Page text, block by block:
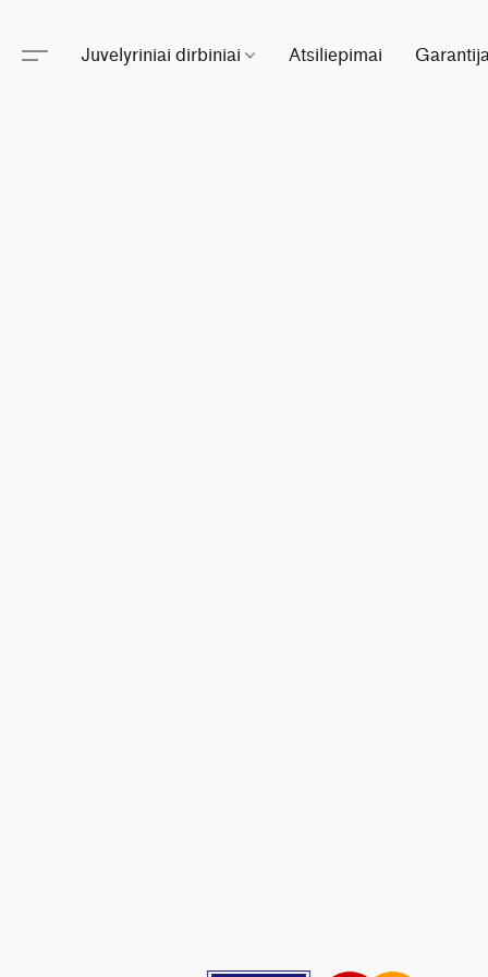
Juvelyriniai dirbiniai Atsiliepimai